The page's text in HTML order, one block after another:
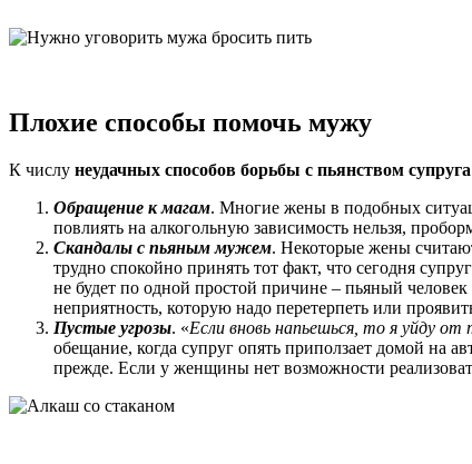
Плохие способы помочь мужу
К числу неудачных способов борьбы с пьянством супруга
Обращение к магам. Многие жены в подобных
повлиять на алкогольную зависимость нельзя,
Скандалы с пьяным мужем. Некоторые жены
трудно спокойно принять тот факт, что сегодня
не будет по одной простой причине – пьяный
неприятность, которую надо перетерпеть или
Пустые угрозы. «Если вновь напьешься, то я уйду от
обещание, когда супруг опять приползает домой на
прежде. Если у женщины нет возможности